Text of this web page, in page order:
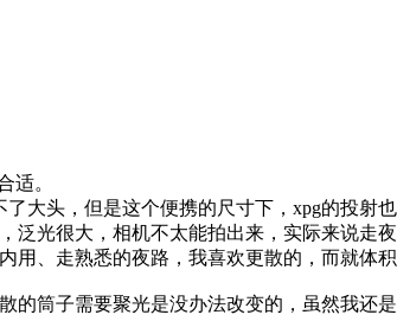
适。
大头，但是这个便携的尺寸下，xpg的投射
光很大，相机不太能拍出来，实际来说走夜
、走熟悉的夜路，我喜欢更散的，而就体
的筒子需要聚光是没办法改变的，虽然我还